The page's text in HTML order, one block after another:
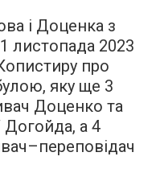
і Доценка з
листопада 2023
про
яку ще 3
Доценко та
а 4